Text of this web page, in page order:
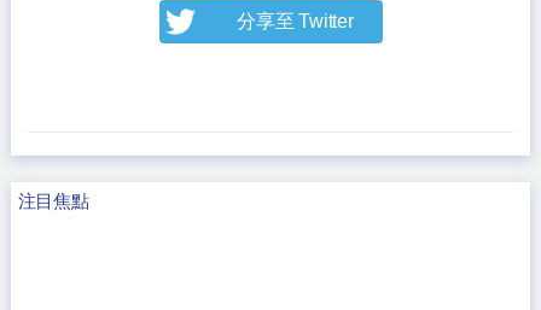
分享至 Twitter
注目焦點